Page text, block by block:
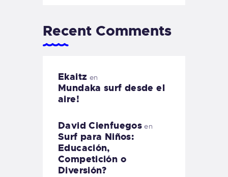
Recent Comments
Ekaitz en
Mundaka surf desde el
aire!
David Cienfuegos en
Surf para Niños:
Educación,
Competición o
Diversión?